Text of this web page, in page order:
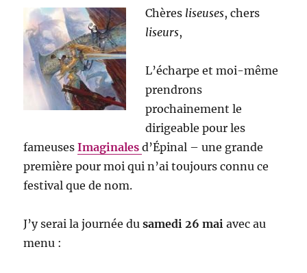
Chères liseuses, chers
liseurs,
L’écharpe et moi-même
prendrons
prochainement le
dirigeable pour les
fameusesImaginales d’Épinal – une grande
première pour moi qui n’ai toujours connu ce
festival que de nom.
J’y serai la journée du samedi 26 maiavec au
menu :